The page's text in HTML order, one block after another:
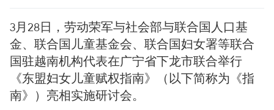
3月28日，劳动荣军与社会部与联合国人口基
金、联合国儿童基金会、联合国妇女署等联合
国驻越南机构代表在广宁省下龙市联合举行
《东盟妇女儿童赋权指南》（以下简称为《指
南》）亮相实施研讨会。